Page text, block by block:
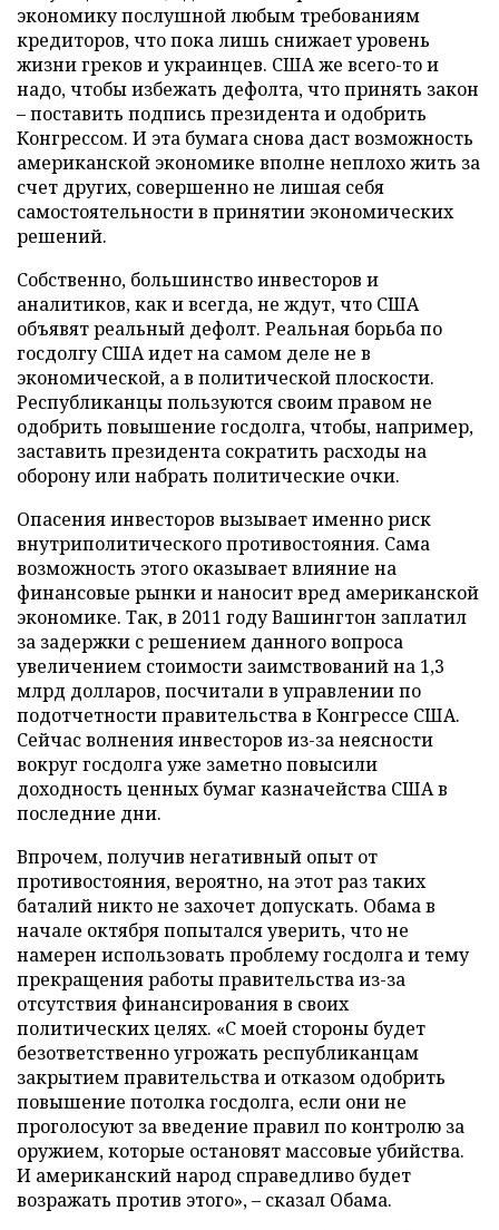
экономику послушной любым требованиям
кредиторов, что пока лишь снижает уровень
жизни греков и украинцев. США же всего-то и
надо, чтобы избежать дефолта, что принять закон
– поставить подпись президента и одобрить
Конгрессом. И эта бумага снова даст возможность
американской экономике вполне неплохо жить за
счет других, совершенно не лишая себя
самостоятельности в принятии экономических
решений.
Собственно, большинство инвесторов и
аналитиков, как и всегда, не ждут, что США
объявят реальный дефолт. Реальная борьба по
госдолгу США идет на самом деле не в
экономической, а в политической плоскости.
Республиканцы пользуются своим правом не
одобрить повышение госдолга, чтобы, например,
заставить президента сократить расходы на
оборону или набрать политические очки.
Опасения инвесторов вызывает именно риск
внутриполитического противостояния. Сама
возможность этого оказывает влияние на
финансовые рынки и наносит вред американской
экономике. Так, в 2011 году Вашингтон заплатил
за задержки с решением данного вопроса
увеличением стоимости заимствований на 1,3
млрд долларов, посчитали в управлении по
подотчетности правительства в Конгрессе США.
Сейчас волнения инвесторов из-за неясности
вокруг госдолга уже заметно повысили
доходность ценных бумаг казначейства США в
последние дни.
Впрочем, получив негативный опыт от
противостояния, вероятно, на этот раз таких
баталий никто не захочет допускать. Обама в
начале октября попытался уверить, что не
намерен использовать проблему госдолга и тему
прекращения работы правительства из-за
отсутствия финансирования в своих
политических целях. «С моей стороны будет
безответственно угрожать республиканцам
закрытием правительства и отказом одобрить
повышение потолка госдолга, если они не
проголосуют за введение правил по контролю за
оружием, которые остановят массовые убийства.
И американский народ справедливо будет
возражать против этого», – сказал Обама.